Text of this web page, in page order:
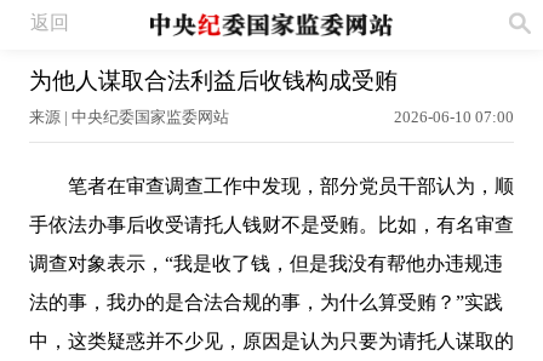
返回
为他人谋取合法利益后收钱构成受贿
来源 | 中央纪委国家监委网站 2026-06-10 07:00
笔者在审查调查工作中发现，部分党员干部认为，顺
手依法办事后收受请托人钱财不是受贿。比如，有名审查
调查对象表示，“我是收了钱，但是我没有帮他办违规违
法的事，我办的是合法合规的事，为什么算受贿？”实践
中，这类疑惑并不少见，原因是认为只要为请托人谋取的